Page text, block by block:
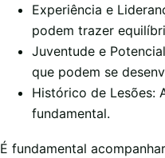
Experiência e
podem trazer
Juventude e
que podem se
Histórico de Lesões:
fundamental.
É fundamental